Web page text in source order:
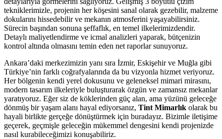
tekniklerimizle, projenin her köşesini sanal olarak gezebilir, malzeme
dokularını hissedebilir ve mekanın atmosferini yaşayabilirsiniz.
Sürecin başından sonuna şeffaflık, en temel ilkelerimizdendir.
Detaylı maliyetlendirme ve icmal analizleri yaparak, bütçenizin
kontrol altında olmasını temin eden net raporlar sunuyoruz.
Ankara’daki merkezimizin yanı sıra İzmir, Eskişehir ve Muğla gibi
Türkiye’nin farklı coğrafyalarında da bu vizyonla hizmet veriyoruz.
Her bölgenin kendi yerel dokusunu ve geleneksel mimari mirasını,
modern tasarım ilkeleriyle buluşturarak özgün ve zamansız mekanlar
yaratıyoruz. Eğer siz de köklerinden güç alan, ama yüzünü geleceğe
dönmüş bir yaşam alanı hayal ediyorsanız, Tint Mimarlık olarak bu
hayali birlikte gerçeğe dönüştürmek için buradayız. Bizimle iletişime
geçerek, geçmişle geleceğin mükemmel dengesini kendi projenizde
nasıl kurabileceğimizi konuşabiliriz.